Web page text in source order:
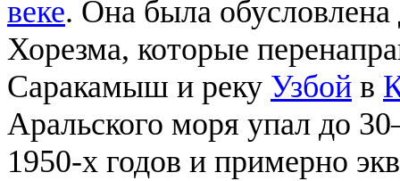
веке. Она была
Хорезма, которые
Саракамыш и реку Узбой в
Аральского моря упал до
1950-х годов и примерно